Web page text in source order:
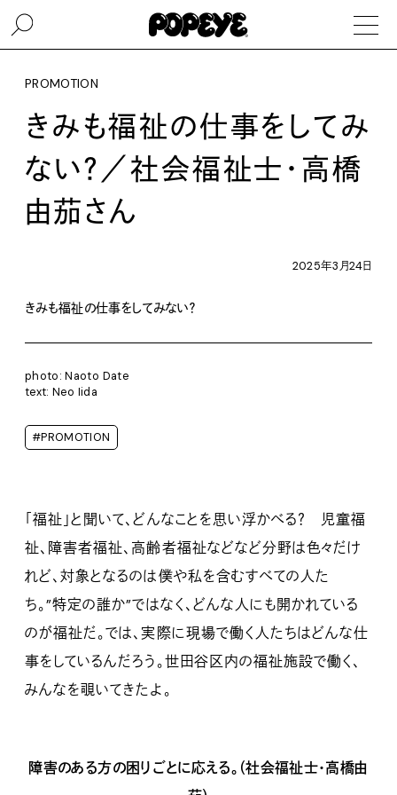
PROMOTION
きみも福祉の仕事をしてみ
ない？／社会福祉士・高橋
由茄さん
2025年3月24日
きみも福祉の仕事をしてみない？
photo: Naoto Date
text: Neo Iida
#PROMOTION
「福祉」と聞いて、どんなことを思い浮かべる？ 児童福
祉、障害者福祉、高齢者福祉などなど分野は色々だけ
れど、対象となるのは僕や私を含むすべての人た
ち。”特定の誰か”ではなく、どんな人にも開かれている
のが福祉だ。では、実際に現場で働く人たちはどんな仕
事をしているんだろう。世田谷区内の福祉施設で働く、
みんなを覗いてきたよ。
障害のある方の困りごとに応える。（社会福祉士・高橋由